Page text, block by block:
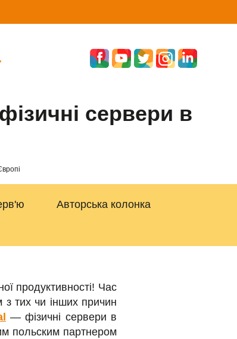
сервери в
Авторська колонка
продуктивності! Час
з тих чи інших причин
— фізичні сервери в
польским партнером